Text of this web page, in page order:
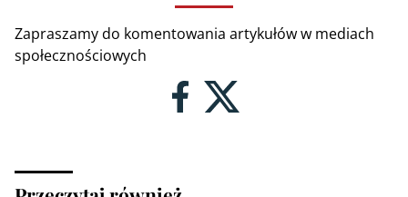
Zapraszamy do komentowania artykułów w mediach
społecznościowych